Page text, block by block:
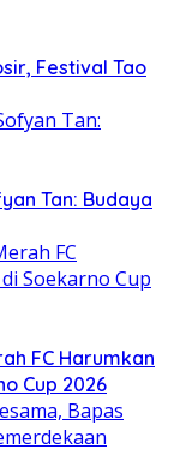
Festival Tao
Tan: Budaya
FC Harumkan
Cup 2026